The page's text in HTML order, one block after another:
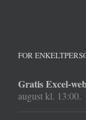
FOR
Gratis Excel-
august kl. 13:00.